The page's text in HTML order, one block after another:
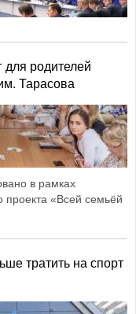
для родителей
Тарасова
в рамках
проекта «Всей семьёй
тратить на спорт